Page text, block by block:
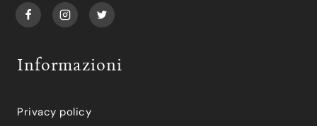
Informazioni
Privacy policy